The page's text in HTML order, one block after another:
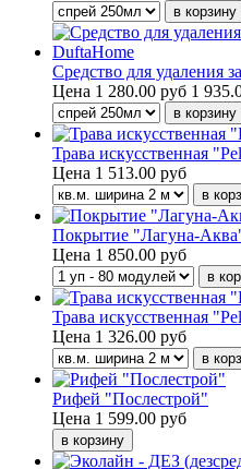
Средство для удаления
Цена 1 280.00 руб 1
Трава искусственная
Цена 1 513.00 руб
Покрытие "Лагуна-
Цена 1 850.00 руб
Трава искусственная
Цена 1 326.00 руб
Рифей "Послестрой"
Цена 1 599.00 руб